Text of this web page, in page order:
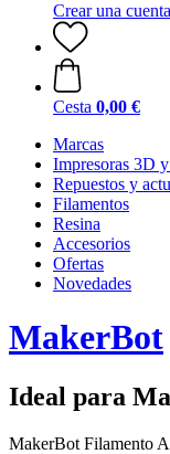
Crear una cuenta
Cesta 0,00 €
Marcas
Impresoras 3D
Repuestos y
Filamentos
Resina
Accesorios
Ofertas
Novedades
MakerBot
Ideal para
MakerBot Filamento